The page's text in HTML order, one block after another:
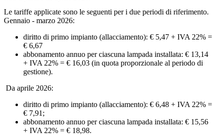
Le tariffe applicate sono le seguenti per i due periodi di riferimento.
Gennaio - marzo 2026:
diritto di primo impianto (allacciamento): € 5,47 + IVA 22% =
€ 6,67
abbonamento annuo per ciascuna lampada installata: € 13,14
+ IVA 22% = € 16,03 (in quota proporzionale al periodo di
gestione).
Da aprile 2026:
diritto di primo impianto (allacciamento): € 6,48 + IVA 22% =
€ 7,91;
abbonamento annuo per ciascuna lampada installata: € 15,56
+ IVA 22% = € 18,98.